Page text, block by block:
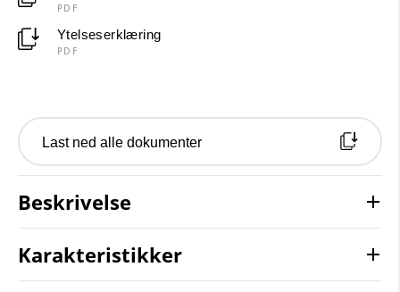
PDF
Ytelseserklæring
PDF
Last ned alle dokumenter
Beskrivelse
Karakteristikker